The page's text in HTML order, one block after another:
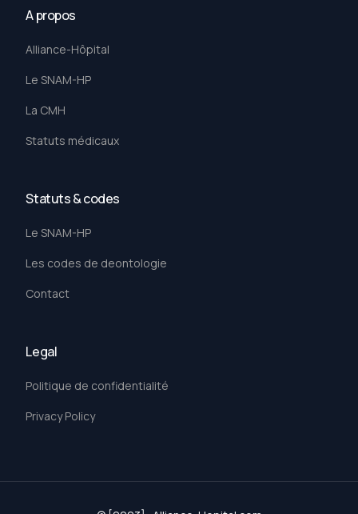
A propos
Alliance-Hôpital
Le SNAM-HP
La CMH
Statuts médicaux
Statuts & codes
Le SNAM-HP
Les codes de deontologie
Contact
Legal
Politique de confidentialité
Privacy Policy